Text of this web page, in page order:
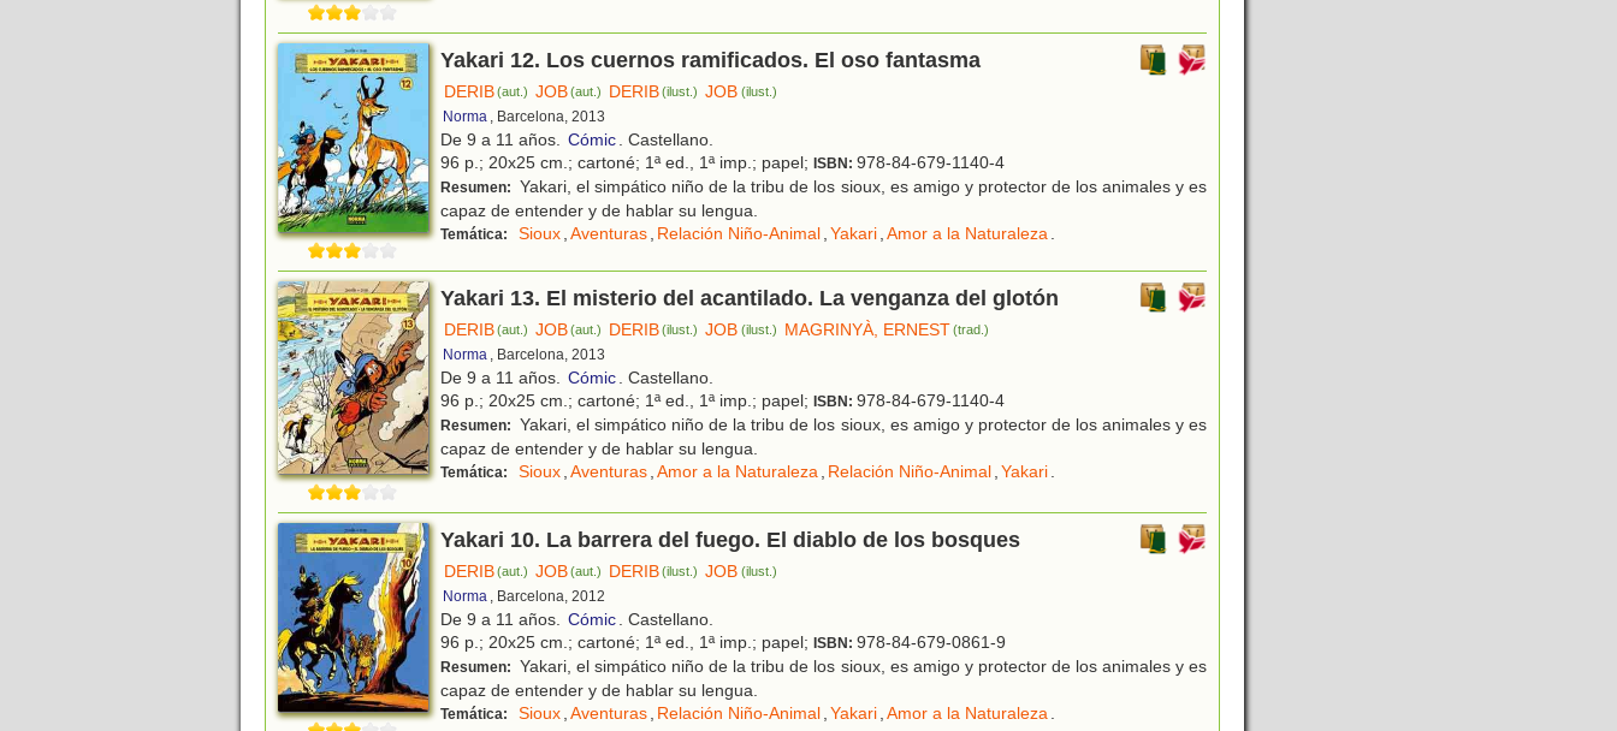
Yakari 12. Los cuernos ramificados. El oso fantasma
DERIB(aut.) JOB(aut.) DERIB (ilust.) JOB (ilust.)
Norma , Barcelona, 2013
De 9 a 11 años. Cómic
. Castellano.
96 p.; 20x25 cm.; cartoné; 1ª ed., 1ª imp.; papel; ISBN: 978-84-679-1140-4
Resumen: Yakari, el simpático niño de la tribu de los sioux, es amigo y protector de los animales y es
capaz de entender y de hablar su lengua.
Temática: Sioux Aventuras Relación Niño-Animal Yakari Amor a la Naturaleza
Yakari 13. El misterio del acantilado. La venganza del glotón
DERIB(aut.) JOB(aut.) DERIB (ilust.) JOB (ilust.) MAGRINYÀ, ERNEST(trad.)
Norma , Barcelona, 2013
De 9 a 11 años. Cómic
. Castellano.
96 p.; 20x25 cm.; cartoné; 1ª ed., 1ª imp.; papel; ISBN: 978-84-679-1140-4
Resumen: Yakari, el simpático niño de la tribu de los sioux, es amigo y protector de los animales y es
capaz de entender y de hablar su lengua.
Temática: Sioux Aventuras Amor a la Naturaleza Relación Niño-Animal Yakari
Yakari 10. La barrera del fuego. El diablo de los bosques
DERIB(aut.) JOB(aut.) DERIB (ilust.) JOB (ilust.)
Norma , Barcelona, 2012
De 9 a 11 años. Cómic
. Castellano.
96 p.; 20x25 cm.; cartoné; 1ª ed., 1ª imp.; papel; ISBN: 978-84-679-0861-9
Resumen: Yakari, el simpático niño de la tribu de los sioux, es amigo y protector de los animales y es
capaz de entender y de hablar su lengua.
Temática: Sioux Aventuras Relación Niño-Animal Yakari Amor a la Naturaleza